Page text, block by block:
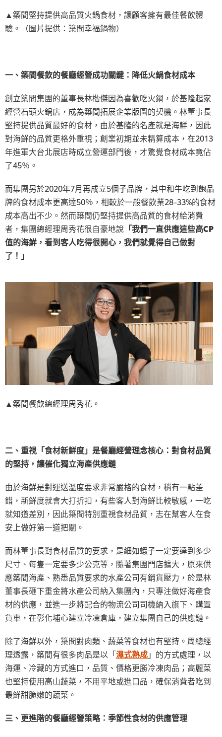
▲築間堅持提供高品質火鍋食材，讓顧客擁有最佳餐飲體
驗。（圖片提供：築間幸福鍋物）
一、築間餐飲的餐廳經營成功關鍵：降低火鍋食材成本
創立築間集團的董事長林楷傑因為喜歡吃火鍋，於基隆起家
經營石頭火鍋店，成為築間拓展企業版圖的契機。林董事長
堅持提供品質最好的食材，由於基隆的名產就是海鮮，因此
對海鮮的品質更格外重視；創業初期並未精算成本，在2013
年進軍大台北展店時成立營運部門後，才驚覺食材成本竟佔
了45％。
而集團另於2020年7月再成立5個子品牌，其中和牛吃到飽品
牌的食材成本更高達50％，相較於一般餐飲業28-33%的食材
成本高出不少。然而築間仍堅持提供高品質的食材給消費
者，集團總經理周秀花很自豪地說 「我們一直供應這些高CP
值的海鮮，看到客人吃得很開心，我們就覺得自己做對
了！」
▲築間餐飲總經理周秀花。
二、重視「食材新鮮度」是餐廳經營理念核心：對食材品質
的堅持，讓催化獨立海產供應鏈
由於海鮮是對運送溫度要求非常嚴格的食材，稍有一點差
錯，新鮮度就會大打折扣，有些客人對海鮮比較敏感，一吃
就知道差別，因此築間特別重視食材品質，志在幫客人在食
安上做好第一道把關。
而林董事長對食材品質的要求，是細如蝦子一定要達到多少
尺寸、每隻一定要多少公克等，隨著集團門店擴大，原來供
應築間海產、熟悉品質要求的水產公司有銷貨壓力，於是林
董事長砸下重金將水產公司納入集團內，只專注做好海產食
材的供應，並進一步將配合的物流公司司機納入旗下、購置
貨車，在彰化埔心建立冷凍倉庫，建立集團自己的供應鏈。
除了海鮮以外，築間對肉類、蔬菜等食材也有堅持。周總經
理透露，築間有很多肉品是以「濕式熟成」的方式處理，以
海運、冷藏的方式進口，品質、價格更勝冷凍肉品；高麗菜
也堅持使用高山蔬菜，不用平地或進口品，確保消費者吃到
最鮮甜脆嫩的蔬菜。
三、更進階的餐廳經營策略：季節性食材的供應管理